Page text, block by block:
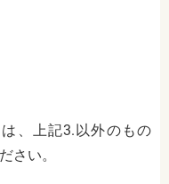
、上記3.以外のもの
さい。